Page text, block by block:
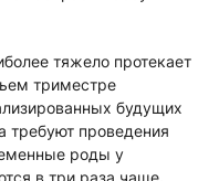
тяжело протекает
триместре
будущих
проведения
роды у
в три раза чаще,